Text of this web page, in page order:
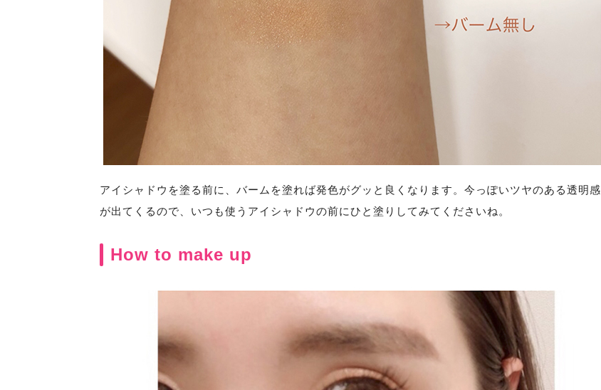
アイシャドウを塗る前に、バームを塗れば発色がグッと良くなります。今っぽいツヤのある透明感
が出てくるので、いつも使うアイシャドウの前にひと塗りしてみてくださいね。
How to make up